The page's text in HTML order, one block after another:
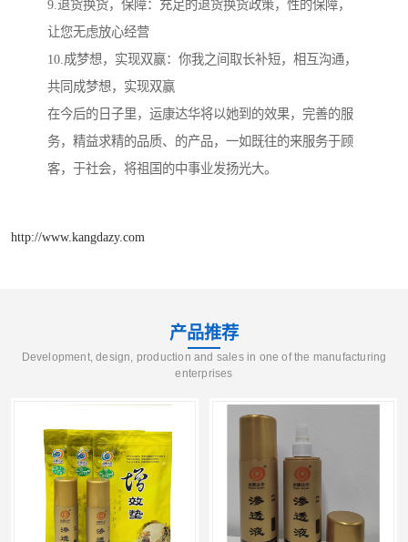
9.退货换货，保障：充足的退货换货政策，性的保障，
让您无虑放心经营
10.成梦想，实现双赢：你我之间取长补短，相互沟通，
共同成梦想，实现双赢
在今后的日子里，运康达华将以她到的效果，完善的服
务，精益求精的品质、的产品，一如既往的来服务于顾
客，于社会，将祖国的中事业发扬光大。
http://www.kangdazy.com
产品推荐
Development, design, production and sales in one of the manufacturing
enterprises